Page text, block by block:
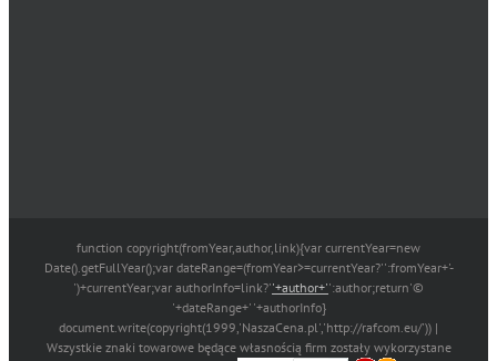
function copyright(fromYear,author,link){var currentYear=new
Date().getFullYear();var dateRange=(fromYear>=currentYear?'':fromYear+'-
')+currentYear;var authorInfo=link?''+author+'':author;return'©
'+dateRange+' '+authorInfo}
document.write(copyright(1999,'NaszaCena.pl','http://rafcom.eu/')) |
Wszystkie znaki towarowe będące własnością firm zostały wykorzystane